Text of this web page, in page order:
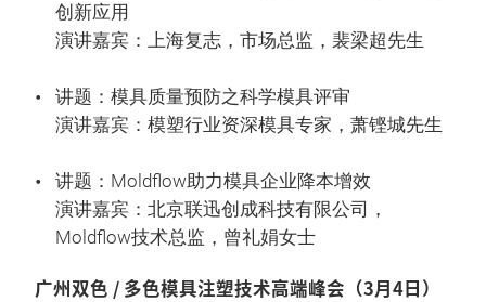
创新应用
演讲嘉宾：上海复志，市场总监，裴梁超先生
讲题：模具质量预防之科学模具评审
演讲嘉宾：模塑行业资深模具专家，萧铿城先生
讲题：Moldflow助力模具企业降本增效
演讲嘉宾：北京联迅创成科技有限公司，
Moldflow技术总监，曾礼娟女士
广州双色 / 多色模具注塑技术高端峰会（3月4日）